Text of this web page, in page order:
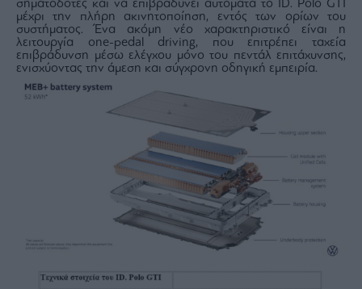
σηματοδότες και να επιβραδύνει αυτόματα το ID. Polo GTI
μέχρι την πλήρη ακινητοποίηση, εντός των ορίων του
συστήματος. Ένα ακόμη νέο χαρακτηριστικό είναι η
λειτουργία one-pedal driving, που επιτρέπει ταχεία
επιβράδυνση μέσω ελέγχου μόνο του πεντάλ επιτάχυνσης,
ενισχύοντας την άμεση και σύγχρονη οδηγική εμπειρία.